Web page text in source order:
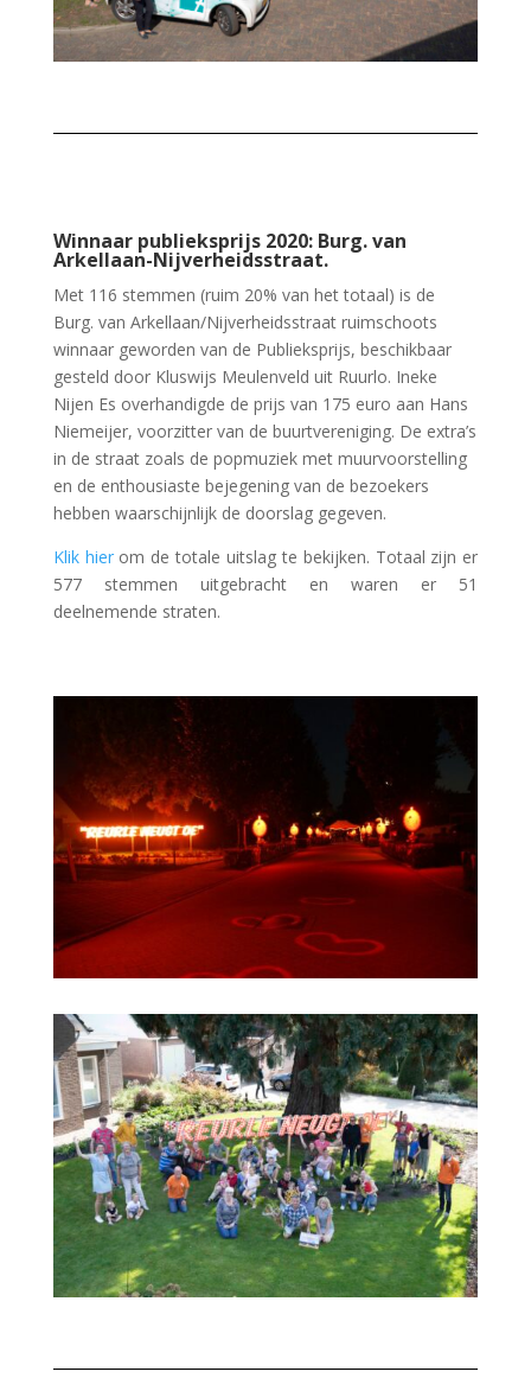
Winnaar publieksprijs 2020: Burg. van
Arkellaan-Nijverheidsstraat.
Met 116 stemmen (ruim 20% van het totaal) is de
Burg. van Arkellaan/Nijverheidsstraat ruimschoots
winnaar geworden van de Publieksprijs, beschikbaar
gesteld door Kluswijs Meulenveld uit Ruurlo. Ineke
Nijen Es overhandigde de prijs van 175 euro aan Hans
Niemeijer, voorzitter van de buurtvereniging. De extra’s
in de straat zoals de popmuziek met muurvoorstelling
en de enthousiaste bejegening van de bezoekers
hebben waarschijnlijk de doorslag gegeven.
Klik hierom de totale uitslag te bekijken. Totaal zijn er
577 stemmen uitgebracht en waren er 51
deelnemende straten.